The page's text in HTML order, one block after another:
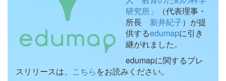
研究所」
（代表理事・
所長 新井紀子）が提
供するedumapに引き
継がれました。
edumapに関するプレ
スリリースは、 こちらをお読みください。